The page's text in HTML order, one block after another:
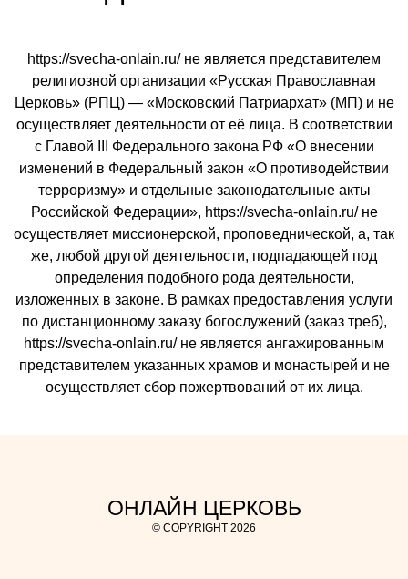
https://svecha-onlain.ru/ не является представителем
религиозной организации «Русская Православная
Церковь» (РПЦ) — «Московский Патриархат» (МП) и не
осуществляет деятельности от её лица. В соответствии
с Главой III Федерального закона РФ «О внесении
изменений в Федеральный закон «О противодействии
терроризму» и отдельные законодательные акты
Российской Федерации», https://svecha-onlain.ru/ не
осуществляет миссионерской, проповеднической, а, так
же, любой другой деятельности, подпадающей под
определения подобного рода деятельности,
изложенных в законе. В рамках предоставления услуги
по дистанционному заказу богослужений (заказ треб),
https://svecha-onlain.ru/ не является ангажированным
представителем указанных храмов и монастырей и не
осуществляет сбор пожертвований от их лица.
ОНЛАЙН ЦЕРКОВЬ
© COPYRIGHT 2026